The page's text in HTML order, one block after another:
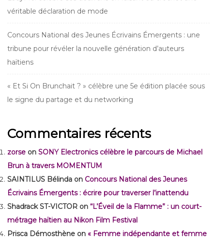
véritable déclaration de mode
Concours National des Jeunes Écrivains Émergents : une
tribune pour révéler la nouvelle génération d’auteurs
haïtiens
« Et Si On Brunchait ? » célèbre une 5e édition placée sous
le signe du partage et du networking
Commentaires récents
zorse on SONY Electronics célèbre le parcours de Michael
Brun à travers MOMENTUM
SAINTILUS Bélinda on Concours National des Jeunes
Écrivains Émergents : écrire pour traverser l’inattendu
Shadrack ST-VICTOR on “L’Éveil de la Flamme” : un court-
métrage haïtien au Nikon Film Festival
Prisca Démosthène on « Femme indépendante et femme